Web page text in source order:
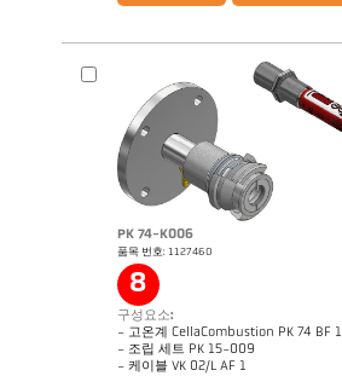
기술 보고서 Optical temperature
measurement in combustion plants
PK 74-K006
품목 번호: 1127460
8
구성요소:
- 고온계 CellaCombustion PK 74 BF 1
- 조립 세트 PK 15-009
- 케이블 VK 02/L AF 1